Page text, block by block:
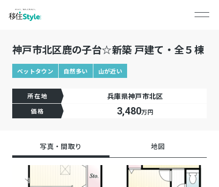
神戸市北区鹿の子台☆新築 戸建て・全５棟
ベットタウン 自然多い 山が近い
所在地 兵庫県神戸市北区
価格 3,480万円
写真・間取り 地図